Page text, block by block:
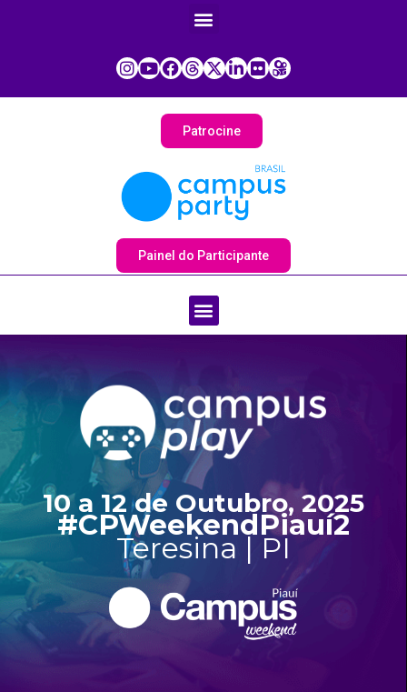
Patrocine
Painel do Participante
10 a 12 de Outubro, 2025
#CPWeekendPiauí2
Teresina | PI